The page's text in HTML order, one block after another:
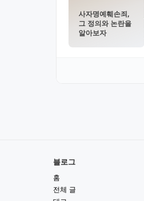
사자명예훼손죄,
그 정의와 논란을
알아보자
블로그
홈
전체 글